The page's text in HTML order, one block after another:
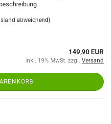
abweichend)
149,90 EUR
inkl. 19% MwSt. zzgl. Versand